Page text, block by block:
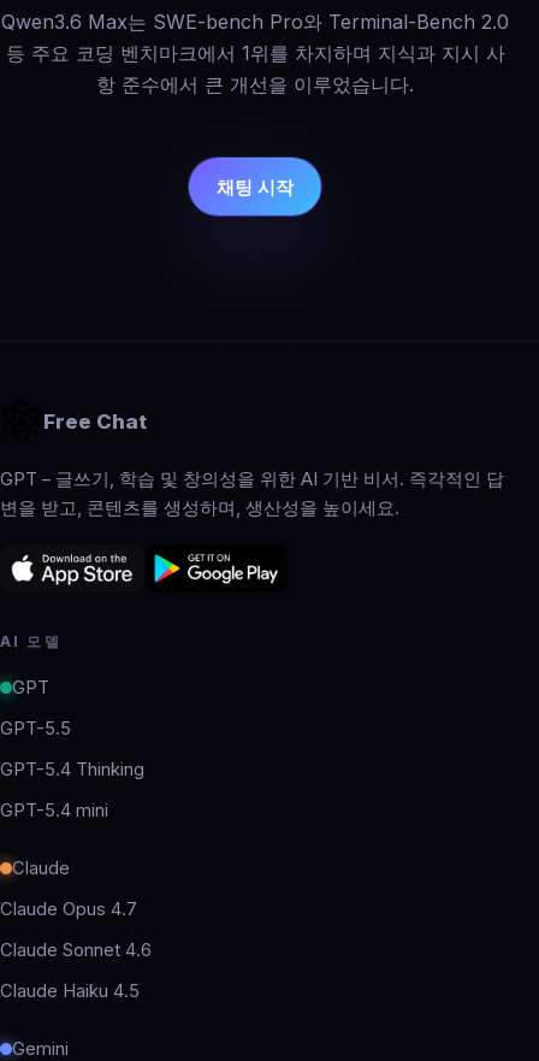
Qwen3.6 Max는 SWE-bench Pro와 Terminal-Bench 2.0
등 주요 코딩 벤치마크에서 1위를 차지하며 지식과 지시 사
항 준수에서 큰 개선을 이루었습니다.
채팅 시작
Free Chat
GPT – 글쓰기, 학습 및 창의성을 위한 AI 기반 비서. 즉각적인 답
변을 받고, 콘텐츠를 생성하며, 생산성을 높이세요.
AI 모델
GPT
GPT-5.5
GPT-5.4 Thinking
GPT-5.4 mini
Claude
Claude Opus 4.7
Claude Sonnet 4.6
Claude Haiku 4.5
Gemini